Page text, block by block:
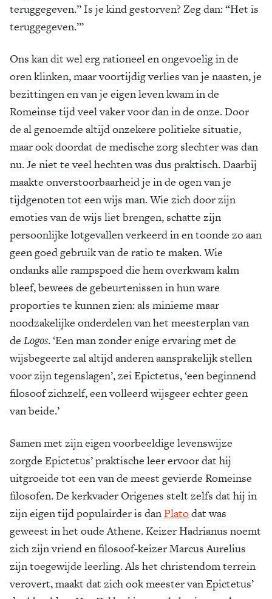
teruggegeven.” Is je kind gestorven? Zeg dan: “Het is
teruggegeven.”’
Ons kan dit wel erg rationeel en ongevoelig in de
oren klinken, maar voortijdig verlies van je naasten, je
bezittingen en van je eigen leven kwam in de
Romeinse tijd veel vaker voor dan in de onze. Door
de al genoemde altijd onzekere politieke situatie,
maar ook doordat de medische zorg slechter was dan
nu. Je niet te veel hechten was dus praktisch. Daarbij
maakte onverstoorbaarheid je in de ogen van je
tijdgenoten tot een wijs man. Wie zich door zijn
emoties van de wijs liet brengen, schatte zijn
persoonlijke lotgevallen verkeerd in en toonde zo aan
geen goed gebruik van de ratio te maken. Wie
ondanks alle rampspoed die hem overkwam kalm
bleef, bewees de gebeurtenissen in hun ware
proporties te kunnen zien: als minieme maar
noodzakelijke onderdelen van het meesterplan van
de Logos. ‘Een man zonder enige ervaring met de
wijsbegeerte zal altijd anderen aansprakelijk stellen
voor zijn tegenslagen’, zei Epictetus, ‘een beginnend
filosoof zichzelf, een volleerd wijsgeer echter geen
van beide.’
Samen met zijn eigen voorbeeldige levenswijze
zorgde Epictetus’ praktische leer ervoor dat hij
uitgroeide tot een van de meest gevierde Romeinse
filosofen. De kerkvader Origenes stelt zelfs dat hij in
zijn eigen tijd populairder is danPlatodat was
geweest in het oude Athene. Keizer Hadrianus noemt
zich zijn vriend en filosoof-keizer Marcus Aurelius
zijn toegewijde leerling. Als het christendom terrein
verovert, maakt dat zich ook meester van Epictetus’